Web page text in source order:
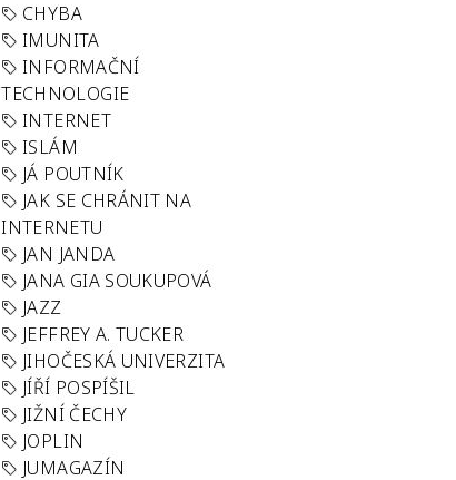
CHYBA
IMUNITA
INFORMAČNÍ
TECHNOLOGIE
INTERNET
ISLÁM
JÁ POUTNÍK
JAK SE CHRÁNIT NA
INTERNETU
JAN JANDA
JANA GIA SOUKUPOVÁ
JAZZ
JEFFREY A. TUCKER
JIHOČESKÁ UNIVERZITA
JÍŘÍ POSPÍŠIL
JIŽNÍ ČECHY
JOPLIN
JUMAGAZÍN